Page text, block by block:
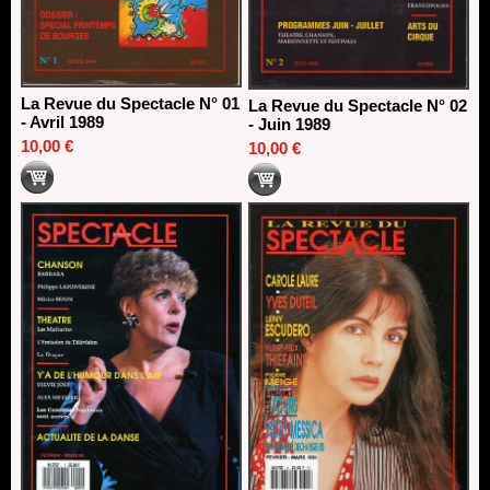
La Revue du Spectacle N° 01
- Avril 1989
10,00 €
La Revue du Spectacle N° 02
- Juin 1989
10,00 €